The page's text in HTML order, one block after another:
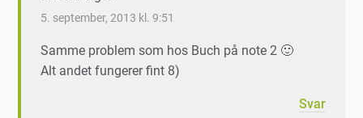
5. september, 2013 kl. 9:51
Samme problem som hos Buch på note 2 🙂
Alt andet fungerer fint 8)
Svar